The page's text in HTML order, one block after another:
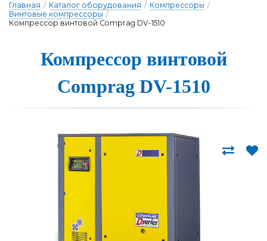
Главная / Каталог оборудования / Компрессоры /
Винтовые компрессоры /
Компрессор винтовой Comprag DV-1510
Компрессор вин­то­вой
Comprag DV-1510